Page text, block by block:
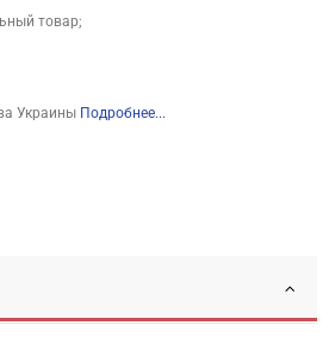
товар;
Украины Подробнее...